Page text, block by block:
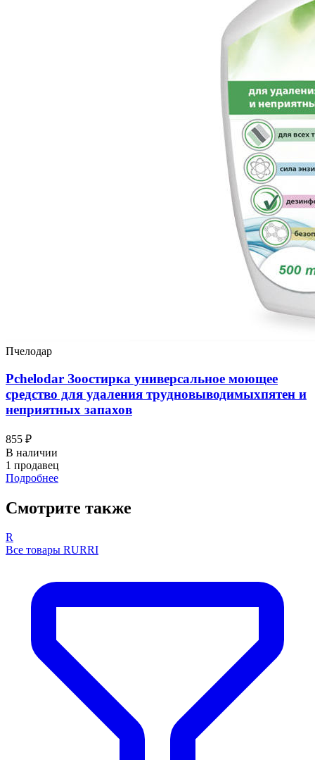
Пчелодар
Pchelodar Зоостирка универсальное моющее
средство для удаления трудновыводимыхпятен и
неприятных запахов
855 ₽
В наличии
1 продавец
Подробнее
Смотрите также
R
Все товары RURRI